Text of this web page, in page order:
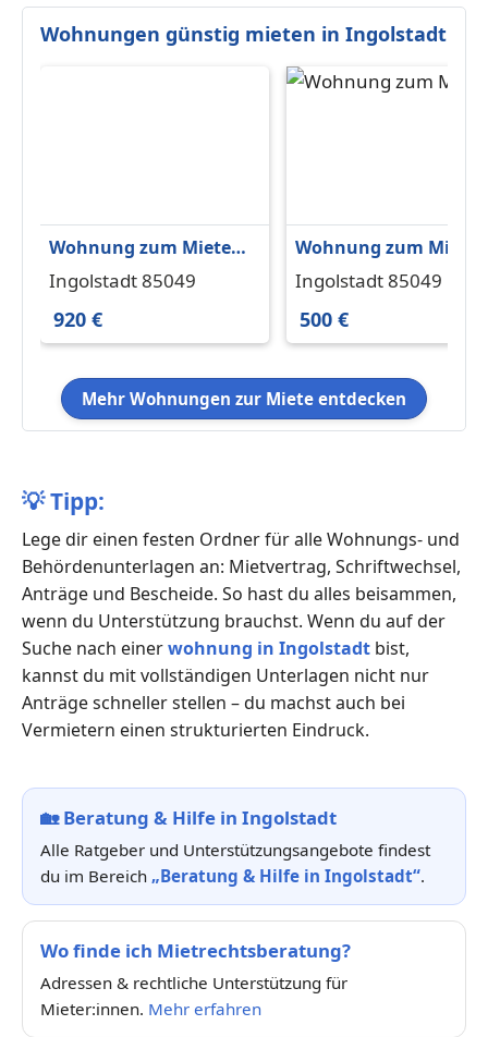
Wohnungen günstig mieten in Ingolstadt
Wohnung zum Mieten
in Ingolstadt 920 €
Ingolstadt 85049
920 €
Wohnung zum Mieten
in Ingolstadt 500 € 25
Ingolstadt 85049
500 €
Mehr Wohnungen zur Miete entdecken
💡Tipp:
Lege dir einen festen Ordner für alle Wohnungs- und
Behördenunterlagen an: Mietvertrag, Schriftwechsel,
Anträge und Bescheide. So hast du alles beisammen,
wenn du Unterstützung brauchst. Wenn du auf der
Suche nach einerwohnung in Ingolstadt bist,
kannst du mit vollständigen Unterlagen nicht nur
Anträge schneller stellen – du machst auch bei
Vermietern einen strukturierten Eindruck.
🏡Beratung & Hilfe in Ingolstadt
Alle Ratgeber und Unterstützungsangebote findest
du im Bereich „Beratung & Hilfe in Ingolstadt“.
Wo finde ich Mietrechtsberatung?
Adressen & rechtliche Unterstützung für
Mieter:innen. Mehr erfahren